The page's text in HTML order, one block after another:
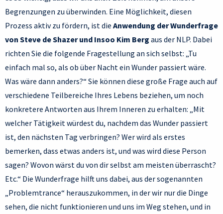
Begrenzungen zu überwinden. Eine Möglichkeit, diesen
Prozess aktiv zu fördern, ist die Anwendung der Wunderfrage
von Steve de Shazer und Insoo Kim Berg aus der NLP. Dabei
richten Sie die folgende Fragestellung an sich selbst: „Tu
einfach mal so, als ob über Nacht ein Wunder passiert wäre.
Was wäre dann anders?“ Sie können diese große Frage auch auf
verschiedene Teilbereiche Ihres Lebens beziehen, um noch
konkretere Antworten aus Ihrem Inneren zu erhalten: „Mit
welcher Tätigkeit würdest du, nachdem das Wunder passiert
ist, den nächsten Tag verbringen? Wer wird als erstes
bemerken, dass etwas anders ist, und was wird diese Person
sagen? Wovon wärst du von dir selbst am meisten überrascht?
Etc.“ Die Wunderfrage hilft uns dabei, aus der sogenannten
„Problemtrance“ herauszukommen, in der wir nur die Dinge
sehen, die nicht funktionieren und uns im Weg stehen, und in